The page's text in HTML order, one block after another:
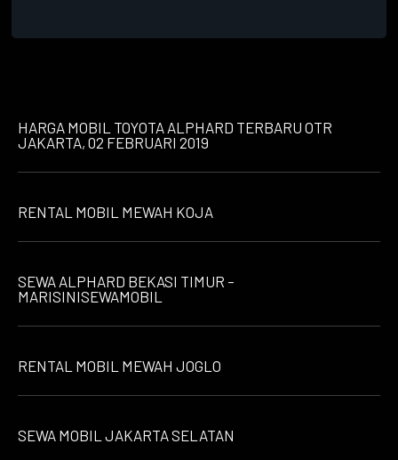
HARGA MOBIL TOYOTA ALPHARD TERBARU OTR
JAKARTA, 02 FEBRUARI 2019
RENTAL MOBIL MEWAH KOJA
SEWA ALPHARD BEKASI TIMUR –
MARISINISEWAMOBIL
RENTAL MOBIL MEWAH JOGLO
SEWA MOBIL JAKARTA SELATAN